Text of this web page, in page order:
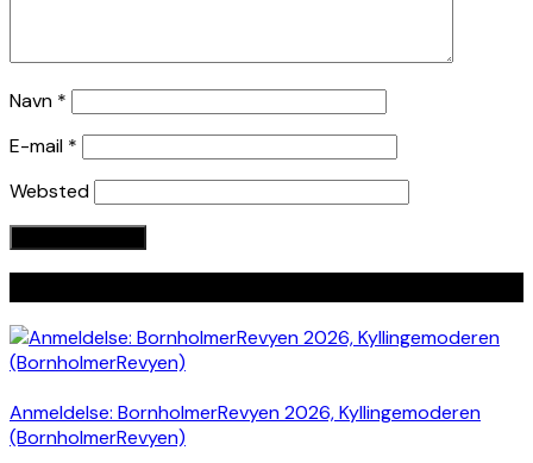
Navn *
E-mail *
Websted
Anmeldelse: BornholmerRevyen 2026, Kyllingemoderen
(BornholmerRevyen)